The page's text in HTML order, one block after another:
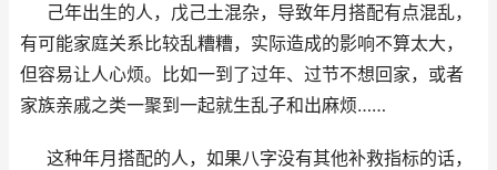
己年出生的人，戊己土混杂，导致年月搭配有点混乱，
有可能家庭关系比较乱糟糟，实际造成的影响不算太大，
但容易让人心烦。比如一到了过年、过节不想回家，或者
家族亲戚之类一聚到一起就生乱子和出麻烦……
这种年月搭配的人，如果八字没有其他补救指标的话，